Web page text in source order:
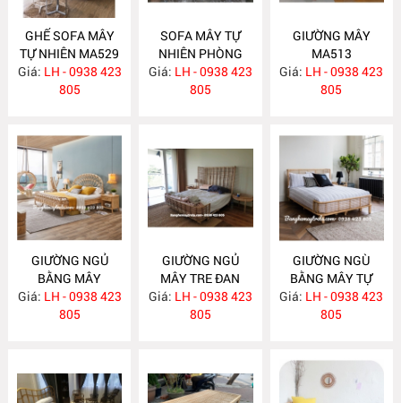
GHẾ SOFA MÂY
TỰ NHIÊN MA529
Giá: LH - 0938 423
805
SOFA MÂY TỰ
NHIÊN PHÒNG
KHÁCH KIỂU HIỆN
ĐẠI MA523
Giá: LH - 0938 423
805
GIƯỜNG MÂY
MA513
Giá: LH - 0938 423
805
GIƯỜNG NGỦ
BẰNG MÂY
MA512
Giá: LH - 0938 423
805
GIƯỜNG NGỦ
MÂY TRE ĐAN
MA511
Giá: LH - 0938 423
805
GIƯỜNG NGÙ
BẰNG MÂY TỰ
NHIÊN MA510
Giá: LH - 0938 423
805